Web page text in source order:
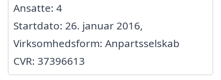
Ansatte: 4
Startdato: 26. januar 2016,
Virksomhedsform: Anpartsselskab
CVR: 37396613